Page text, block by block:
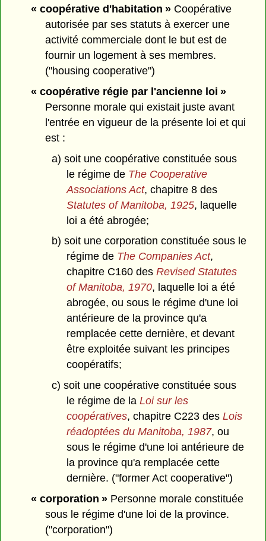
« coopérative d'habitation »Coopérative
autorisée par ses statuts à exercer une
activité commerciale dont le but est de
fournir un logement à ses membres.
("housing cooperative")
« coopérative régie par l'ancienne loi »
Personne morale qui existait juste avant
l'entrée en vigueur de la présente loi et qui
est :
a) soit une coopérative constituée sous
le régime de The Cooperative
Associations Act, chapitre 8 des
Statutes of Manitoba, 1925, laquelle
loi a été abrogée;
b) soit une corporation constituée sous le
régime de The Companies Act,
chapitre C160 des Revised Statutes
of Manitoba, 1970, laquelle loi a été
abrogée, ou sous le régime d'une loi
antérieure de la province qu'a
remplacée cette dernière, et devant
être exploitée suivant les principes
coopératifs;
c) soit une coopérative constituée sous
le régime de la Loi sur les
coopératives, chapitre C223 des Lois
réadoptées du Manitoba, 1987, ou
sous le régime d'une loi antérieure de
la province qu'a remplacée cette
dernière. ("former Act cooperative")
« corporation »Personne morale constituée
sous le régime d'une loi de la province.
("corporation")